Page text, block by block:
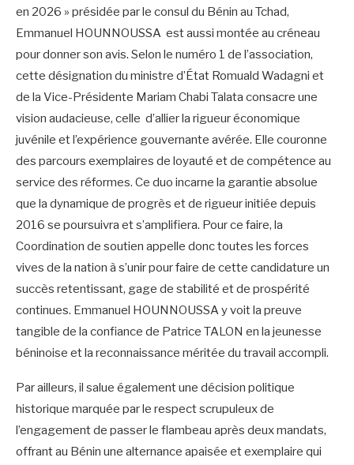
en 2026 » présidée par le consul du Bénin au Tchad,
Emmanuel HOUNNOUSSA est aussi montée au créneau
pour donner son avis. Selon le numéro 1 de l’association,
cette désignation du ministre d’État Romuald Wadagni et
de la Vice-Présidente Mariam Chabi Talata consacre une
vision audacieuse, celle d’allier la rigueur économique
juvénile et l’expérience gouvernante avérée. Elle couronne
des parcours exemplaires de loyauté et de compétence au
service des réformes. Ce duo incarne la garantie absolue
que la dynamique de progrès et de rigueur initiée depuis
2016 se poursuivra et s’amplifiera. Pour ce faire, la
Coordination de soutien appelle donc toutes les forces
vives de la nation à s’unir pour faire de cette candidature un
succès retentissant, gage de stabilité et de prospérité
continues. Emmanuel HOUNNOUSSA y voit la preuve
tangible de la confiance de Patrice TALON en la jeunesse
béninoise et la reconnaissance méritée du travail accompli.
Par ailleurs, il salue également une décision politique
historique marquée par le respect scrupuleux de
l’engagement de passer le flambeau après deux mandats,
offrant au Bénin une alternance apaisée et exemplaire qui